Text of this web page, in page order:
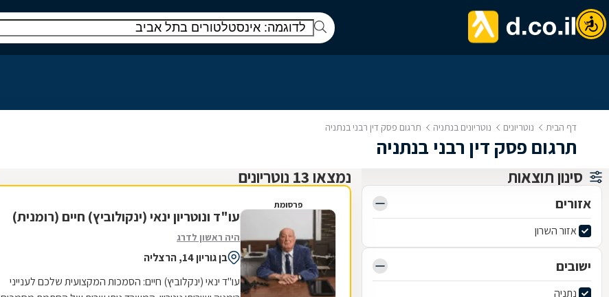
דף הבית נוטריונים נוטריונים בנתניה תרגום פסק דין רבני בנתניה
תרגום פסק דין רבני בנתניה
סינון תוצאות
אזורים
אזור השרון
ישובים
נתניה
נמצאו 13 נוטריונים
פרסומת
עו"ד ונוטריון ינאי (ינקולוביץ) חיים (רומנית)
היה ראשון לדרג
בן גוריון 14, הרצליה
עו"ד ינאי (ינקלוביץ) חיים: הסמכות המקצועית שלכם לענייני